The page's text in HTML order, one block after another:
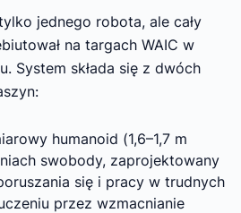
jednego robota, ale cały
na targach WAIC w
System składa się z dwóch
humanoid (1,6–1,7 m
swobody, zaprojektowany
się i pracy w trudnych
przez wzmacnianie